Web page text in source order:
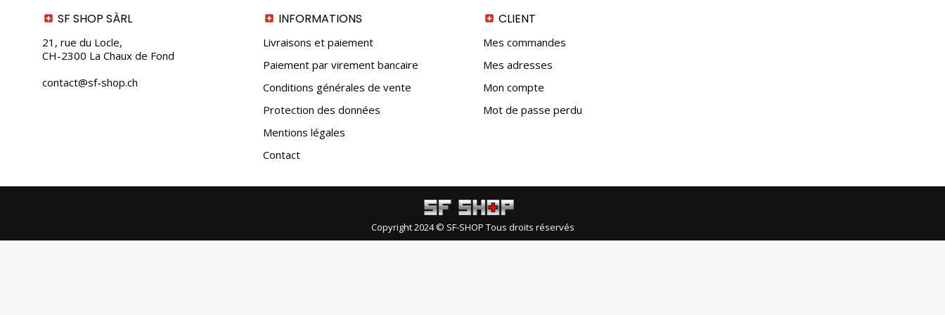
SF SHOP SÀRL
21, rue du Locle,
CH-2300 La Chaux de Fond
contact@sf-shop.ch
INFORMATIONS
Livraisons et paiement
Paiement par virement bancaire
Conditions générales de vente
Protection des données
Mentions légales
Contact
CLIENT
Mes commandes
Mes adresses
Mon compte
Mot de passe perdu
Copyright 2024 © SF-SHOP Tous droits réservés